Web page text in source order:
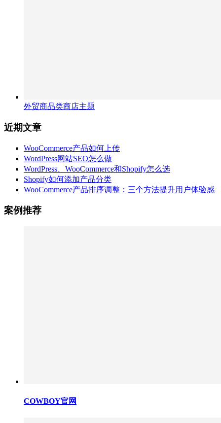
外贸商品类商店主题
近期文章
WooCommerce产品如何上传
WordPress网站SEO怎么做
WordPress、WooCommerce和Shopify怎么选
Shopify如何添加产品分类
WooCommerce产品排序调整：三个方法提升用户体验感
案例推荐
COWBOY官网